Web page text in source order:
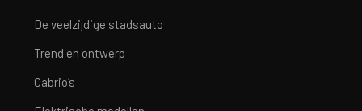
De veelzijdige stadsauto
Trend en ontwerp
Cabrio’s